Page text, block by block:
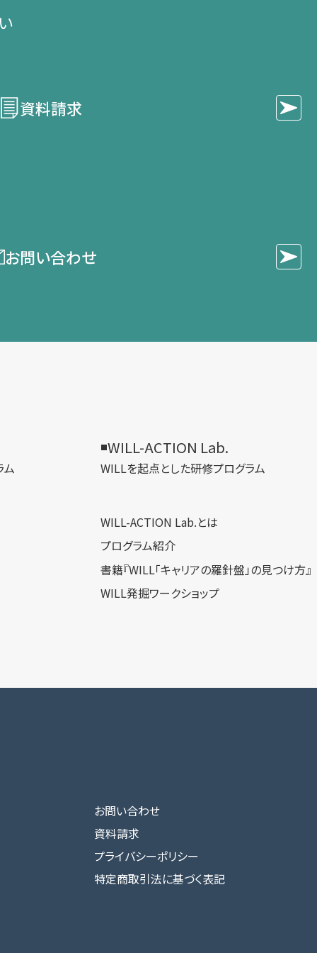
資料請求
お問い合わせ
ム
WILL-ACTION Lab.
WILLを​起点とした​研修プログラム
WILL-ACTION Lab.とは
プログラム紹介
書籍『WILL「キャリアの羅針盤」の見つけ方』
WILL発掘ワークショップ
お問い合わせ
資料請求
プライバシーポリシー
特定商取引法に基づく表記